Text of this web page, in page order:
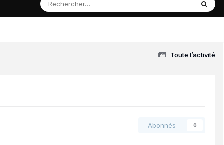
Toute l’activité
Abonnés 0